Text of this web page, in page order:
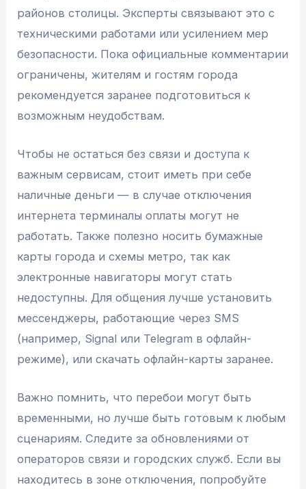
районов столицы. Эксперты связывают это с
техническими работами или усилением мер
безопасности. Пока официальные комментарии
ограничены, жителям и гостям города
рекомендуется заранее подготовиться к
возможным неудобствам.
Чтобы не остаться без связи и доступа к
важным сервисам, стоит иметь при себе
наличные деньги — в случае отключения
интернета терминалы оплаты могут не
работать. Также полезно носить бумажные
карты города и схемы метро, так как
электронные навигаторы могут стать
недоступны. Для общения лучше установить
мессенджеры, работающие через SMS
(например, Signal или Telegram в офлайн-
режиме), или скачать офлайн-карты заранее.
Важно помнить, что перебои могут быть
временными, но лучше быть готовым к любым
сценариям. Следите за обновлениями от
операторов связи и городских служб. Если вы
находитесь в зоне отключения, попробуйте